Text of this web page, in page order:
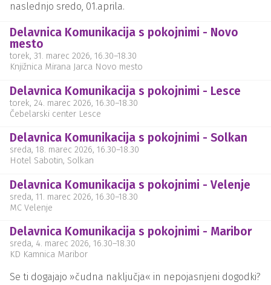
naslednjo sredo, 01.aprila.
Delavnica Komunikacija s pokojnimi - Novo
mesto
torek, 31. marec 2026, 16.30–18.30
Knjižnica Mirana Jarca Novo mesto
Delavnica Komunikacija s pokojnimi - Lesce
torek, 24. marec 2026, 16.30–18.30
Čebelarski center Lesce
Delavnica Komunikacija s pokojnimi - Solkan
sreda, 18. marec 2026, 16.30–18.30
Hotel Sabotin, Solkan
Delavnica Komunikacija s pokojnimi - Velenje
sreda, 11. marec 2026, 16.30–18.30
MC Velenje
Delavnica Komunikacija s pokojnimi - Maribor
sreda, 4. marec 2026, 16.30–18.30
KD Kamnica Maribor
Se ti dogajajo »čudna naključja« in nepojasnjeni dogodki?